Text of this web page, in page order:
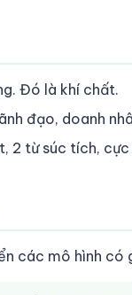
Đó là khí chất.
đạo, doanh
2 từ súc tích,
các mô hình có